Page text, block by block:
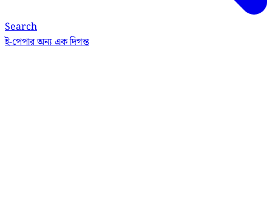
Search
ই-পেপারঅন্য এক দিগন্ত